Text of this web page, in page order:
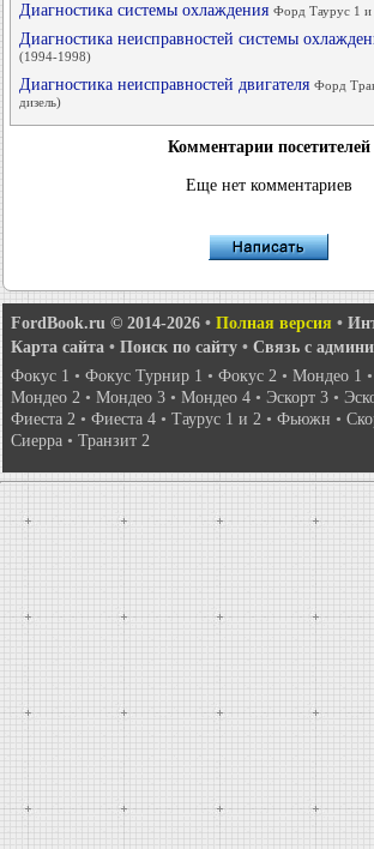
Диагностика системы охлаждения Форд Таурус 1
Диагностика неисправностей системы
(1994-1998)
Диагностика неисправностей двигателя Форд
дизель)
Комментарии посетителей
Еще нет комментариев
FordBook.ru © 2014-2026 • Полная версия •
Карта сайта • Поиск по сайту • Связь с
Фокус 1 • Фокус Турнир 1 • Фокус 2 • Мондео 1 •
Мондео 2 • Мондео 3 • Мондео 4 • Эскорт 3 •
Фиеста 2 • Фиеста 4 • Таурус 1 и 2 • Фьюжн •
Сиерра • Транзит 2